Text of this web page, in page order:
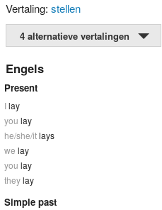
Vertaling: stellen
4 alternatieve vertalingen
Engels
Present
Ilay
you lay
he/she/itlays
we lay
you lay
theylay
Simple past